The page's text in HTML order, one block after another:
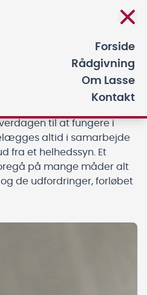
Forside
Rådgivning
Om Lasse
Kontakt
til at fungere i
altid i samarbejde
fra et helhedssyn. Et
på mange måder alt
de udfordringer, forløbet